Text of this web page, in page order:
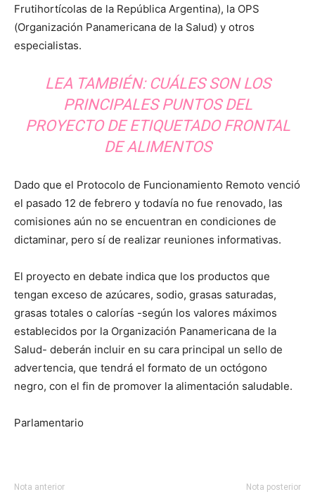
Frutihortícolas de la República Argentina), la OPS
(Organización Panamericana de la Salud) y otros
especialistas.
LEA TAMBIÉN: CUÁLES SON LOS
PRINCIPALES PUNTOS DEL
PROYECTO DE ETIQUETADO FRONTAL
DE ALIMENTOS
Dado que el Protocolo de Funcionamiento Remoto venció
el pasado 12 de febrero y todavía no fue renovado, las
comisiones aún no se encuentran en condiciones de
dictaminar, pero sí de realizar reuniones informativas.
El proyecto en debate indica que los productos que
tengan exceso de azúcares, sodio, grasas saturadas,
grasas totales o calorías -según los valores máximos
establecidos por la Organización Panamericana de la
Salud- deberán incluir en su cara principal un sello de
advertencia, que tendrá el formato de un octógono
negro, con el fin de promover la alimentación saludable.
Parlamentario
Nota anterior Nota posterior